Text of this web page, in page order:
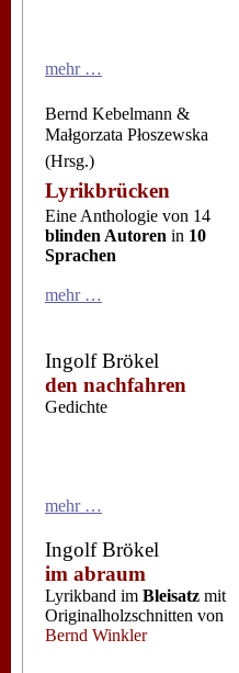
mehr …
Bernd Kebelmann &
Małgorzata Płoszewska
(Hrsg.)
Lyrikbrücken
Eine Anthologie von 14
blinden Autoren in 10
Sprachen
mehr …
Ingolf Brökel
den nachfahren
Gedichte
mehr …
Ingolf Brökel
im abraum
Lyrikband im Bleisatz mit
Originalholzschnitten von
Bernd Winkler